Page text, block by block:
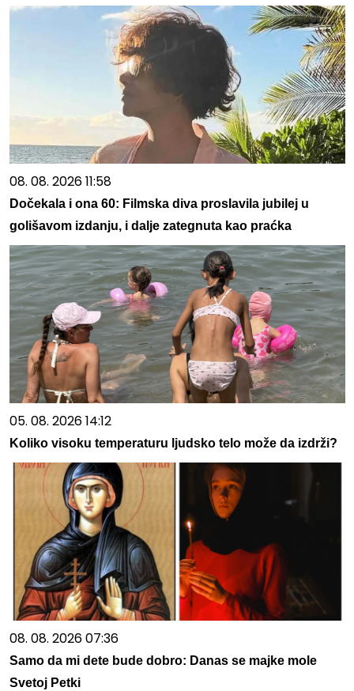
08. 08. 2026 11:58
Dočekala i ona 60: Filmska diva proslavila jubilej u
golišavom izdanju, i dalje zategnuta kao praćka
05. 08. 2026 14:12
Koliko visoku temperaturu ljudsko telo može da izdrži?
08. 08. 2026 07:36
Samo da mi dete bude dobro: Danas se majke mole
Svetoj Petki